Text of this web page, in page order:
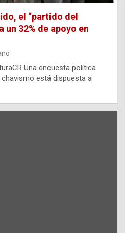
el “partido del
un 32% de apoyo en
Una encuesta política
está dispuesta a